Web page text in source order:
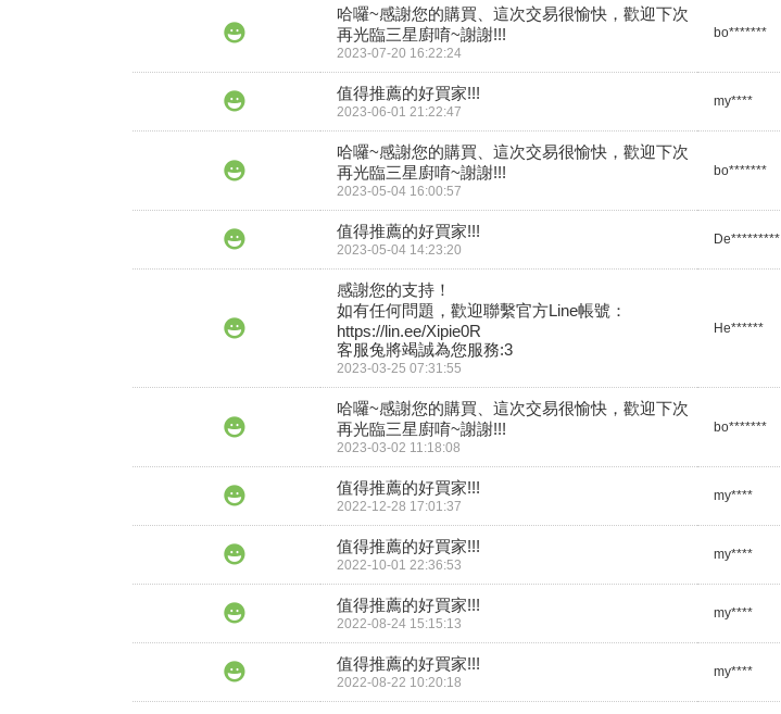
哈囉~感謝您的購買、這次交易很愉快，歡迎下次
再光臨三星廚唷~謝謝!!!
2023-07-20 16:22:24
bo*******
值得推薦的好買家!!!
2023-06-01 21:22:47
my****
哈囉~感謝您的購買、這次交易很愉快，歡迎下次
再光臨三星廚唷~謝謝!!!
2023-05-04 16:00:57
bo*******
值得推薦的好買家!!!
2023-05-04 14:23:20
De*********
感謝您的支持！
如有任何問題，歡迎聯繫官方Line帳號：
https://lin.ee/Xipie0R
客服兔將竭誠為您服務:3
2023-03-25 07:31:55
He******
哈囉~感謝您的購買、這次交易很愉快，歡迎下次
再光臨三星廚唷~謝謝!!!
2023-03-02 11:18:08
bo*******
值得推薦的好買家!!!
2022-12-28 17:01:37
my****
值得推薦的好買家!!!
2022-10-01 22:36:53
my****
值得推薦的好買家!!!
2022-08-24 15:15:13
my****
值得推薦的好買家!!!
2022-08-22 10:20:18
my****